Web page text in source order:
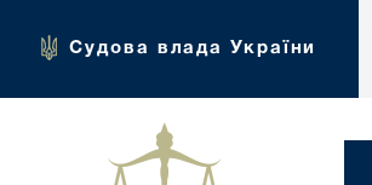
Судова влада України